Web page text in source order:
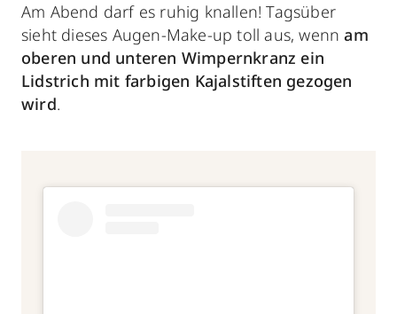
Am Abend darf es ruhig knallen! Tagsüber
sieht dieses Augen-Make-up toll aus, wennam
oberen und unteren Wimpernkranz ein
Lidstrich mit farbigen Kajalstiften gezogen
wird.